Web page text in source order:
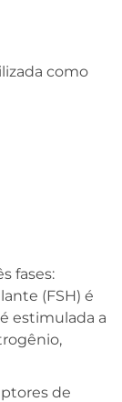
como
fases:
(FSH) é
estimulada a
de